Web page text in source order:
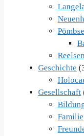
Reelsen
Geschichte
Gesellschaft
Familie